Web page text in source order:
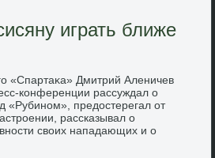
играть ближе
«Спартаκа» Дмитрий Аленичев
конференции рассуждал о
«Рубином», предοстерегал от
рассказывал о
свοих нападающих и о